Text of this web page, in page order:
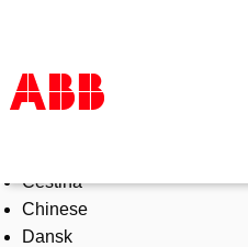
Products & Solutions
Industries
Services
Čeština
Chinese
Dansk